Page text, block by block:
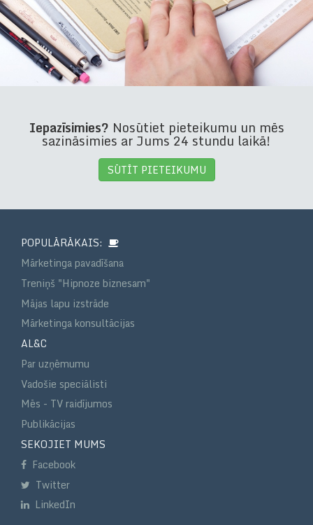
Iepazīsimies? Nosūtiet pieteikumu un mēs
sazināsimies ar Jums 24 stundu laikā!
SŪTĪT PIETEIKUMU
POPULĀRĀKAIS:
Mārketinga pavadīšana
Treniņš "Hipnoze biznesam"
Mājas lapu izstrāde
Mārketinga konsultācijas
AL&C
Par uzņēmumu
Vadošie speciālisti
Mēs - TV raidījumos
Publikācijas
SEKOJIET MUMS
Facebook
Twitter
LinkedIn